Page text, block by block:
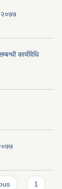
२०७७
कार्यविधि
1